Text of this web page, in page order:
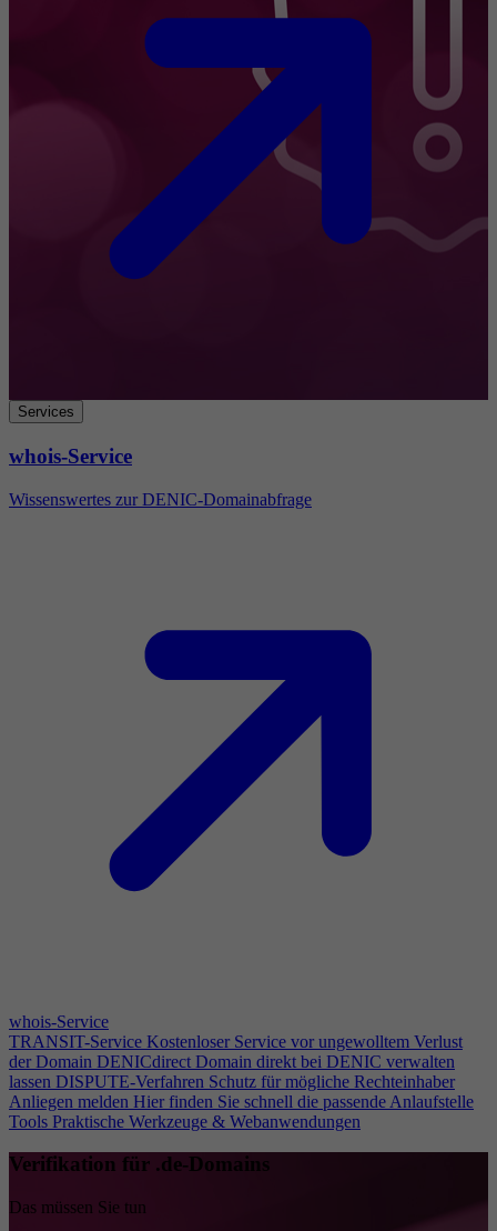
Services
whois-Service
Wissenswertes zur DENIC-Domainabfrage
whois-Service
TRANSIT-Service Kostenloser Service vor ungewolltem Verlust
der Domain DENICdirect Domain direkt bei DENIC verwalten
lassen DISPUTE-Verfahren Schutz für mögliche Rechteinhaber
Anliegen melden Hier finden Sie schnell die passende Anlaufstelle
Tools Praktische Werkzeuge & Webanwendungen
Verifikation für .de-Domains
Das müssen Sie tun